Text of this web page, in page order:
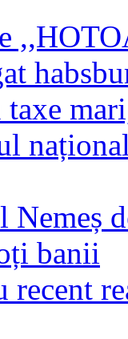
banii
recent